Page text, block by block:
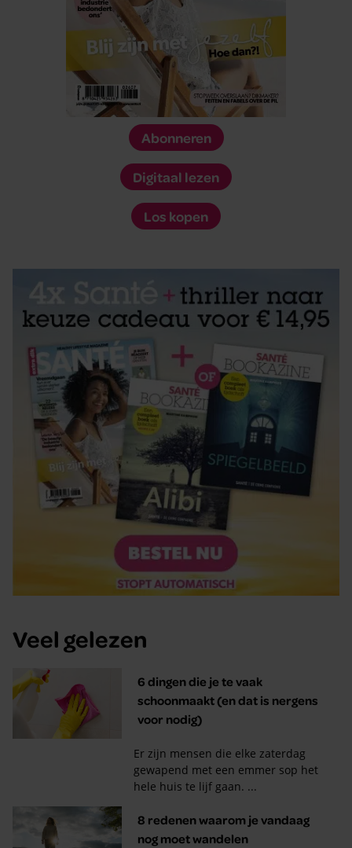
Abonneren
Digitaal lezen
Los kopen